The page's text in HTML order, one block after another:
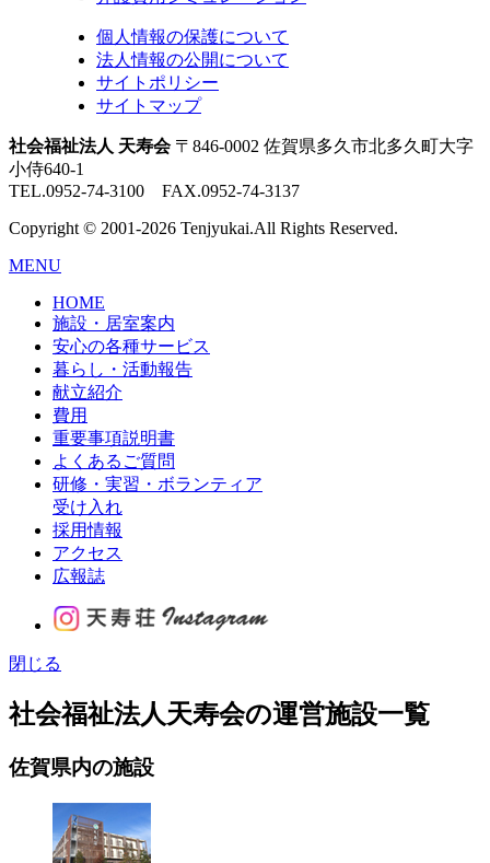
個人情報の保護について
法人情報の公開について
サイトポリシー
サイトマップ
社会福祉法人 天寿会 〒846-0002 佐賀県多久市北多久町大字
小侍640-1
TEL.0952-74-3100 FAX.0952-74-3137
Copyright © 2001-2026 Tenjyukai.All Rights Reserved.
MENU
HOME
施設・居室案内
安心の各種サービス
暮らし・活動報告
献立紹介
費用
重要事項説明書
よくあるご質問
研修・実習・ボランティア
受け入れ
採用情報
アクセス
広報誌
閉じる
社会福祉法人天寿会の運営施設一覧
佐賀県内の施設